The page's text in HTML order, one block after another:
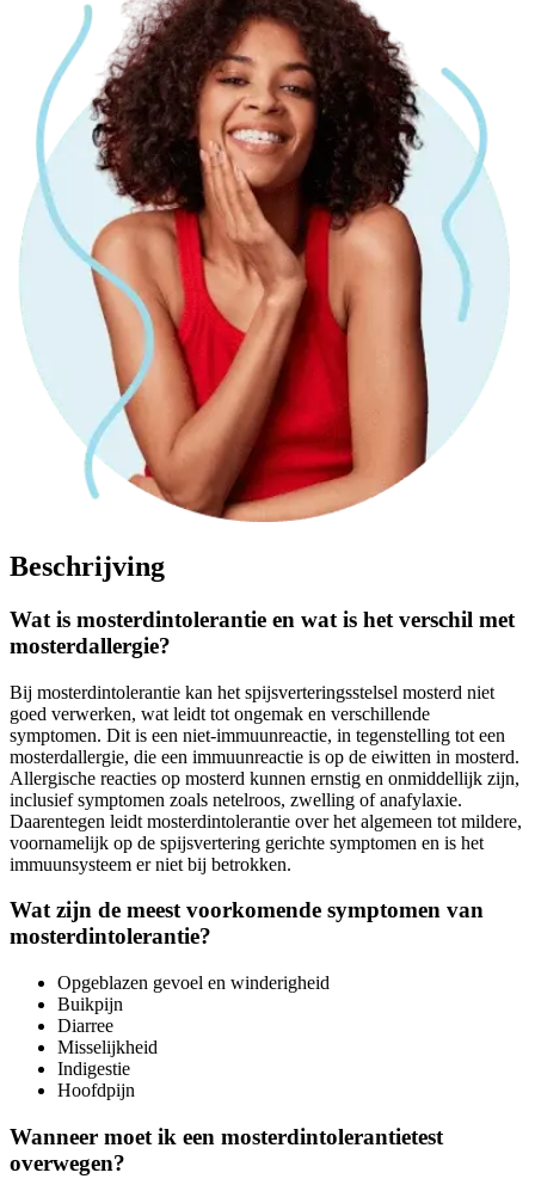
Beschrijving
Wat is mosterdintolerantie en wat is het verschil met
mosterdallergie?
Bij mosterdintolerantie kan het spijsverteringsstelsel mosterd niet
goed verwerken, wat leidt tot ongemak en verschillende
symptomen. Dit is een niet-immuunreactie, in tegenstelling tot een
mosterdallergie, die een immuunreactie is op de eiwitten in mosterd.
Allergische reacties op mosterd kunnen ernstig en onmiddellijk zijn,
inclusief symptomen zoals netelroos, zwelling of anafylaxie.
Daarentegen leidt mosterdintolerantie over het algemeen tot mildere,
voornamelijk op de spijsvertering gerichte symptomen en is het
immuunsysteem er niet bij betrokken.
Wat zijn de meest voorkomende symptomen van
mosterdintolerantie?
Opgeblazen gevoel en winderigheid
Buikpijn
Diarree
Misselijkheid
Indigestie
Hoofdpijn
Wanneer moet ik een mosterdintolerantietest
overwegen?